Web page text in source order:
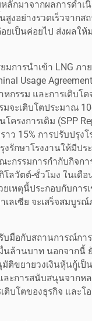
กมาจากผลการดำเ
งอย่างรวดเร็วจาก
ยเป็นค่อยไป ส่งผลใ
มการนำเข้า LNG ภ
Usage
กรรม และการเติบโต
จะเติบโตประมาณ
รงการเดิม (SPP
15% การปรับปรุงโ
รักษาโรงงานให้มีป
กรรมการกำกับกิจกา
ลวัตต์-ชั่วโมง ในเดื
เหตุนี้ประกอบกับการ
ลเซีย จะเสร็จสมบูร
มือกับสถานการณ์การ
นล้านบาท นอกจากนี้
ติขยายวงเงินหุ้นกู้เ
ะการสนับสนุนจากห
บโตของธุรกิจ และโ